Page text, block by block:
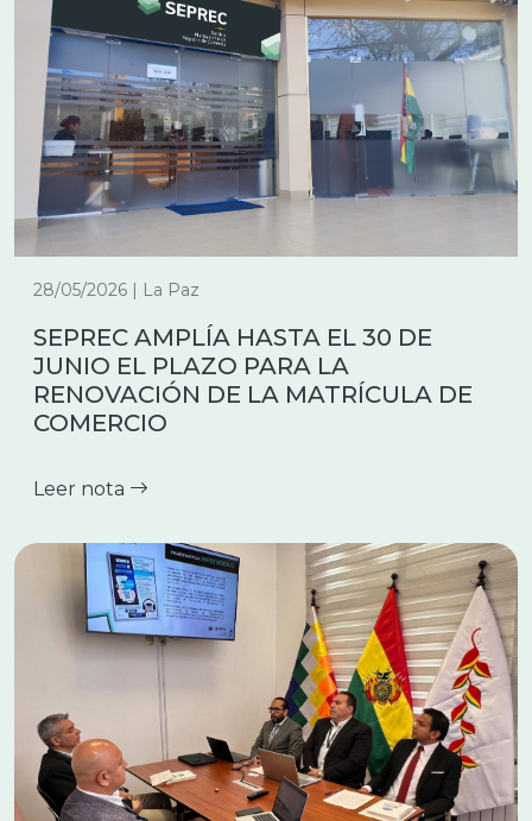
28/05/2026 | La Paz
SEPREC AMPLÍA HASTA EL 30 DE
JUNIO EL PLAZO PARA LA
RENOVACIÓN DE LA MATRÍCULA DE
COMERCIO
Leer nota